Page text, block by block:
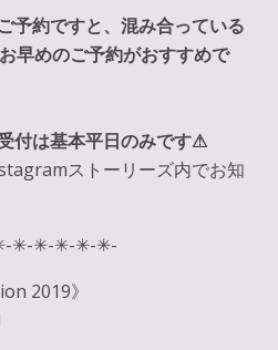
予約ですと、混み合っている
早めのご予約がおすすめで
付は基本平日のみです⚠︎
ストーリーズ内でお知
✳︎-✳︎-✳︎-✳︎-✳︎-
2019》